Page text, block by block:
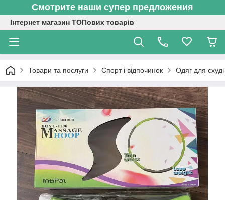
Смотрите наши супер предложения
Інтернет магазин ТОПових товарів
Товари та послуги Спорт і відпочинок Одяг для